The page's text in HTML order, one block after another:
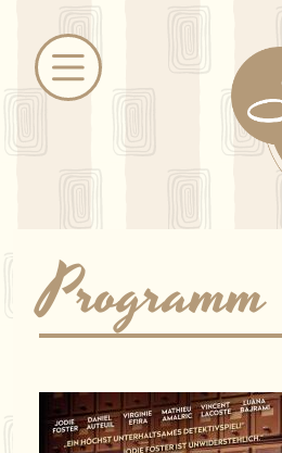
Programm